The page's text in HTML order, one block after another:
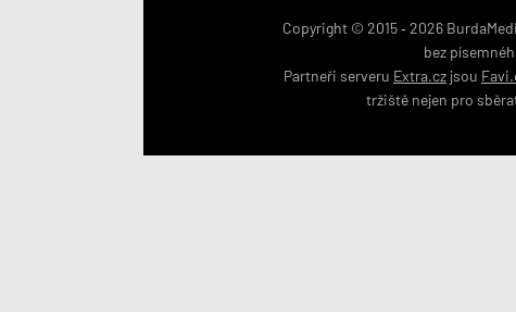
Copyright © 2015 ‐ 2026
bez
Partneři serveru Extra.cz jsou
tržiště nejen pro